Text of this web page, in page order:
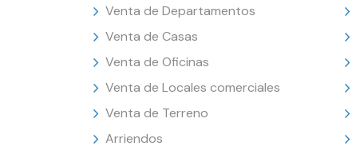
Venta de Departamentos
Venta de Casas
Venta de Oficinas
Venta de Locales comerciales
Venta de Terreno
Arriendos